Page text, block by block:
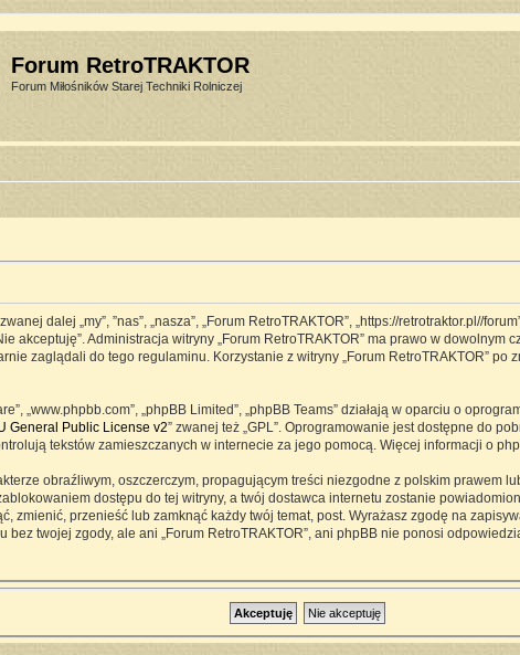
Forum RetroTRAKTOR
Forum Miłośników Starej Techniki Rolniczej
dalej „my”, ”nas”, „nasza”, „Forum RetroTRAKTOR”, „https://retrotraktor.pl//
akceptuję”. Administracja witryny „Forum RetroTRAKTOR” ma prawo w
zaglądali do tego regulaminu. Korzystanie z witryny „Forum RetroTRAKTOR” po
„www.phpbb.com”, „phpBB Limited”, „phpBB Teams” działają w oparciu o
General Public License v2” zwanej też „GPL”. Oprogramowanie jest dostępne do
tekstów zamieszczanych w internecie za jego pomocą. Więcej informacji o
obraźliwym, oszczerczym, propagującym treści niezgodne z polskim prawem
dostępu do tej witryny, a twój dostawca internetu zostanie
zmienić, przenieść lub zamknąć każdy twój temat, post. Wyrażasz zgodę na
twojej zgody, ale ani „Forum RetroTRAKTOR”, ani phpBB nie ponosi